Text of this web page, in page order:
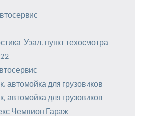
Урал, пункт техосмотра
автомойка для грузовиков
автомойка для грузовиков
Чемпион Гараж